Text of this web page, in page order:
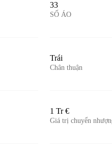
33
SỐ ÁO
Trái
Chân thuận
1 Tr €
Giá trị chuyển